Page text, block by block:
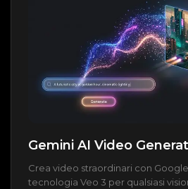
Gemini AI Video
Crea video straordinari con
tecnologia Veo 3 per qualsiasi